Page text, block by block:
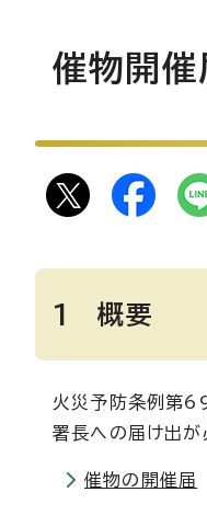
催物開催
1 概要
火災予防条例第
署長への届け出が
催物の開催届